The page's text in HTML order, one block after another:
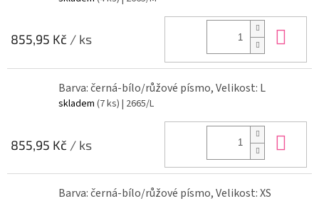
855,95 Kč / ks
Barva: černá-bílo/růžové písmo, Velikost: L
skladem (7 ks) | 2665/L
855,95 Kč / ks
Barva: černá-bílo/růžové písmo, Velikost: XS